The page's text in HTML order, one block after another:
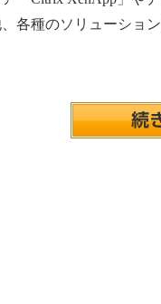
、各種のソリューショ